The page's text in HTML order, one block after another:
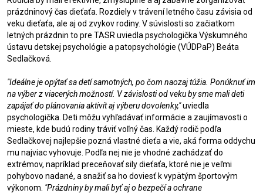
prázdninový čas dieťaťa. Rozdiely v trávení letného času závisia od
veku dieťaťa, ale aj od zvykov rodiny. V súvislosti so začiatkom
letných prázdnin to pre TASR uviedla psychologička Výskumného
ústavu detskej psychológie a patopsychológie (VÚDPaP) Beáta
Sedlačková.
"Ideálne je opýtať sa detí samotných, po čom naozaj túžia. Ponúknuť im
na výber z viacerých možností. V závislosti od veku by sme mali deti
zapájať do plánovania aktivít aj výberu dovolenky,"uviedla
psychologička. Deti môžu vyhľadávať informácie a zaujímavosti o
mieste, kde budú rodiny tráviť voľný čas. Každý rodič podľa
Sedlačkovej najlepšie pozná vlastné dieťa a vie, aká forma oddychu
mu najviac vyhovuje. Podľa nej nie je vhodné zachádzať do
extrémov, napríklad preceňovať sily dieťaťa, ktoré nie je veľmi
pohybovo nadané, a snažiť sa ho doviesť k vypätým športovým
výkonom. "Prázdniny by mali byť aj o bezpečí a ochrane